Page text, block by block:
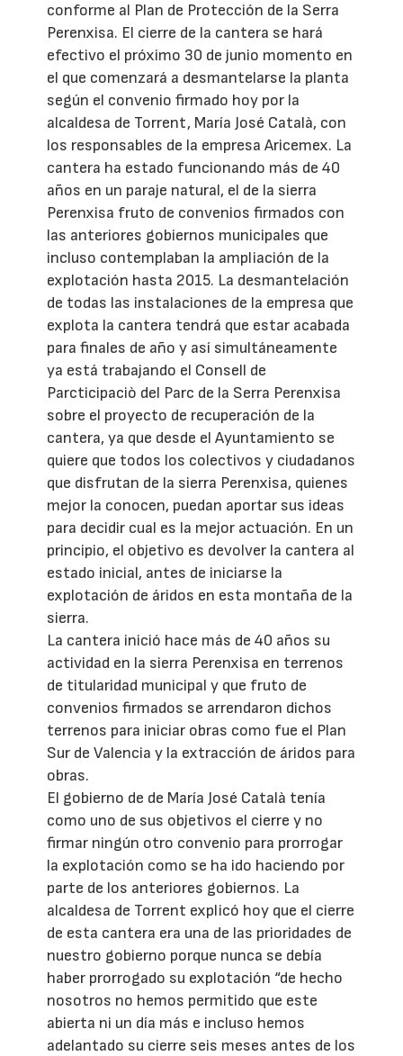
conforme al Plan de Protección de la Serra
Perenxisa. El cierre de la cantera se hará
efectivo el próximo 30 de junio momento en
el que comenzará a desmantelarse la planta
según el convenio firmado hoy por la
alcaldesa de Torrent, María José Català, con
los responsables de la empresa Aricemex. La
cantera ha estado funcionando más de 40
años en un paraje natural, el de la sierra
Perenxisa fruto de convenios firmados con
las anteriores gobiernos municipales que
incluso contemplaban la ampliación de la
explotación hasta 2015. La desmantelación
de todas las instalaciones de la empresa que
explota la cantera tendrá que estar acabada
para finales de año y así simultáneamente
ya está trabajando el Consell de
Parcticipaciò del Parc de la Serra Perenxisa
sobre el proyecto de recuperación de la
cantera, ya que desde el Ayuntamiento se
quiere que todos los colectivos y ciudadanos
que disfrutan de la sierra Perenxisa, quienes
mejor la conocen, puedan aportar sus ideas
para decidir cual es la mejor actuación. En un
principio, el objetivo es devolver la cantera al
estado inicial, antes de iniciarse la
explotación de áridos en esta montaña de la
sierra.
La cantera inició hace más de 40 años su
actividad en la sierra Perenxisa en terrenos
de titularidad municipal y que fruto de
convenios firmados se arrendaron dichos
terrenos para iniciar obras como fue el Plan
Sur de Valencia y la extracción de áridos para
obras.
El gobierno de de María José Català tenía
como uno de sus objetivos el cierre y no
firmar ningún otro convenio para prorrogar
la explotación como se ha ido haciendo por
parte de los anteriores gobiernos. La
alcaldesa de Torrent explicó hoy que el cierre
de esta cantera era una de las prioridades de
nuestro gobierno porque nunca se debía
haber prorrogado su explotación “de hecho
nosotros no hemos permitido que este
abierta ni un día más e incluso hemos
adelantado su cierre seis meses antes de los